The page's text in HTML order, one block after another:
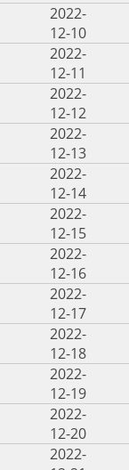
2022-
12-10
2022-
12-11
2022-
12-12
2022-
12-13
2022-
12-14
2022-
12-15
2022-
12-16
2022-
12-17
2022-
12-18
2022-
12-19
2022-
12-20
2022-